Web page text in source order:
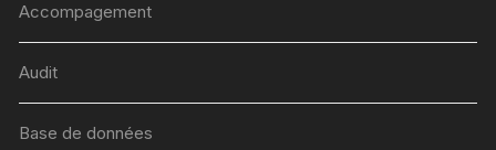
Accompagement
Audit
Base de données